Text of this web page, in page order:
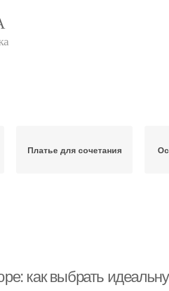
Платье для сочетания
как выбрать